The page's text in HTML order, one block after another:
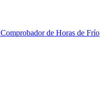
Comprobador de Horas de Frío